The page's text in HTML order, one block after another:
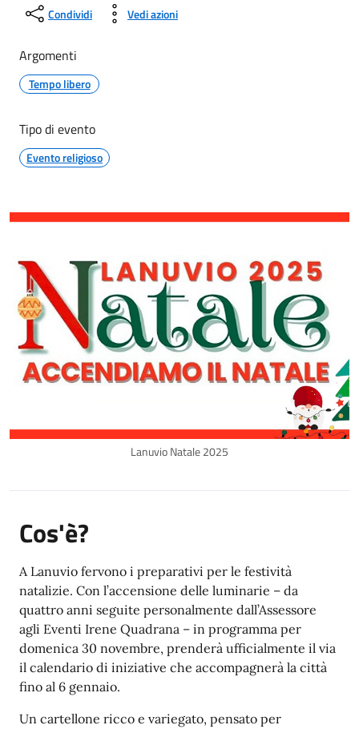
Condividi Vedi azioni
Argomenti
Tempo libero
Tipo di evento
Evento religioso
Lanuvio Natale 2025
Cos'è?
A Lanuvio fervono i preparativi per le festività
natalizie. Con l’accensione delle luminarie – da
quattro anni seguite personalmente dall’Assessore
agli Eventi Irene Quadrana – in programma per
domenica 30 novembre, prenderà ufficialmente il via
il calendario di iniziative che accompagnerà la città
fino al 6 gennaio.
Un cartellone ricco e variegato, pensato per